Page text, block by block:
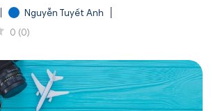
Nguyễn Tuyết Anh
0 (0)